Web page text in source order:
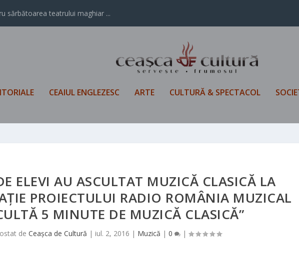
sărbătoarea teatrului maghiar ...
CEAIUL ENGLEZESC ARTE CULTURĂ & SPECTACOL
ELEVI AU ASCULTAT MUZICĂ CLASICĂ LA
PROIECTULUI RADIO ROMÂNIA MUZICAL
5 MINUTE DE MUZICĂ CLASICĂ”
deCeașca de Cultură | iul. 2, 2016 | Muzică |0 |